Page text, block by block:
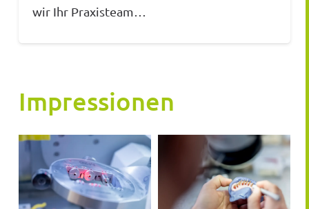
wir Ihr Praxisteam…
Impressionen